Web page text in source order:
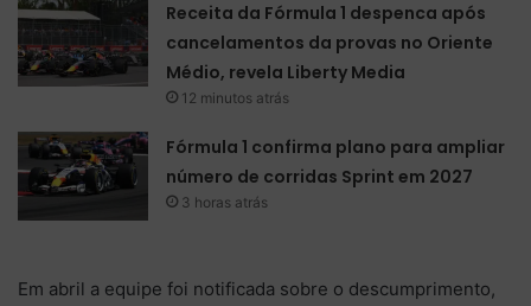
Receita da Fórmula 1 despenca após
cancelamentos da provas no Oriente
Médio, revela Liberty Media
12 minutos atrás
Fórmula 1 confirma plano para ampliar
número de corridas Sprint em 2027
3 horas atrás
Em abril a equipe foi notificada sobre o descumprimento,